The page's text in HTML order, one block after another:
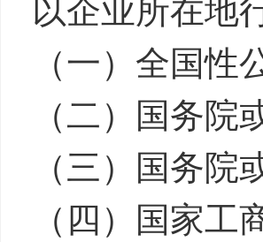
以企业所在地
（一）全
（二）国务
（三）国务
（四）国家